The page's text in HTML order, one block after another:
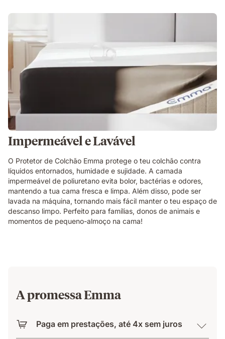
Impermeável e Lavável
O Protetor de Colchão Emma protege o teu colchão contra
líquidos entornados, humidade e sujidade. A camada
impermeável de poliuretano evita bolor, bactérias e odores,
mantendo a tua cama fresca e limpa. Além disso, pode ser
lavada na máquina, tornando mais fácil manter o teu espaço de
descanso limpo. Perfeito para famílias, donos de animais e
momentos de pequeno-almoço na cama!
A promessa Emma
Paga em prestações, até 4x sem juros